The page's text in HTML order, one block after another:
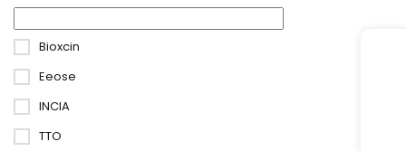
Bioxcin
Eeose
INCIA
TTO